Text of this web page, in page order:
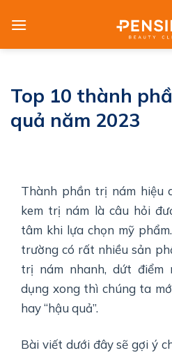
Top 10 thành
quả năm 2023
Thành phần trị nám hiệu
kem trị nám là câu hỏi
tâm khi lựa chọn mỹ
trường có rất nhiều sản
trị nám nhanh, dứt điểm
dụng xong thì chúng ta
hay “hậu quả”.
Bài viết dưới đây sẽ gợi ý